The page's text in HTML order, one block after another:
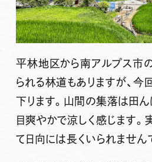
平林地区から南アルプス市
られる林道もありますが、今
下ります。山間の集落は田
目爽やかで涼しく感じます
て日向には長くいられません